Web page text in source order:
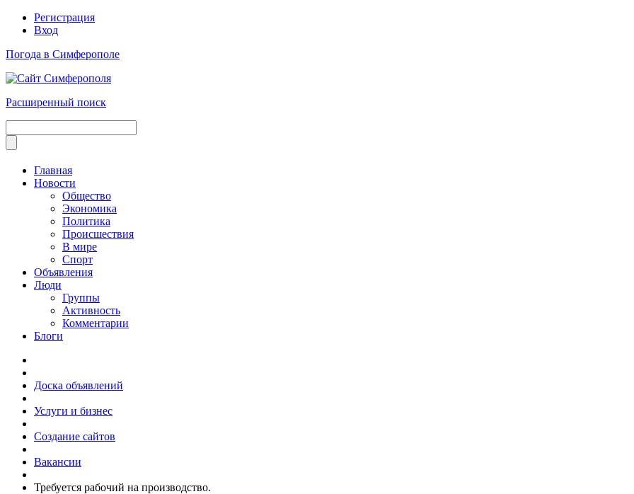
Регистрация
Вход
Погода в Симферополе
Расширенный поиск
Главная
Новости
Общество
Экономика
Политика
Происшествия
В мире
Спорт
Объявления
Люди
Группы
Активность
Комментарии
Блоги
Доска объявлений
Услуги и бизнес
Создание сайтов
Вакансии
Требуется рабочий на производство.